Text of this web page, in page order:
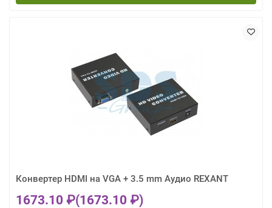
Конвертер HDMI на VGA + 3.5 mm Аудио REXANT
1673.10 ₽(1673.10 ₽)